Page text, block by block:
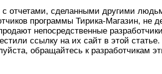
отчетами, сделанными другими
программы Тирика-Магазин, не
непосредственные
ссылку на их сайт в этой
обращайтесь к разработчикам